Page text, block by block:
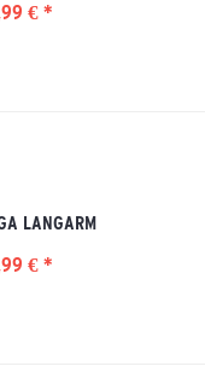
€ *
LANGARM
€ *